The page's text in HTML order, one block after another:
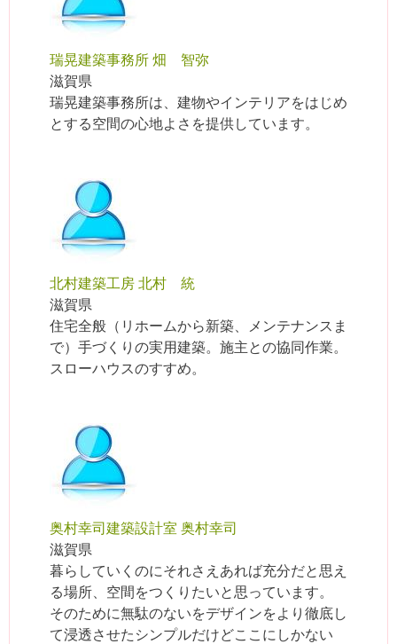
瑞晃建築事務所 畑 智弥
滋賀県
瑞晃建築事務所は、建物やインテリアをはじめ
とする空間の心地よさを提供しています。
北村建築工房 北村 統
滋賀県
住宅全般（リホームから新築、メンテナンスま
で）手づくりの実用建築。施主との協同作業。
スローハウスのすすめ。
奥村幸司建築設計室 奥村幸司
滋賀県
暮らしていくのにそれさえあれば充分だと思え
る場所、空間をつくりたいと思っています。
そのために無駄のないをデザインをより徹底し
て浸透させたシンプルだけどここにしかない